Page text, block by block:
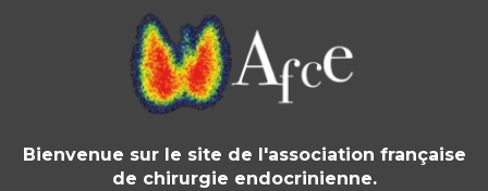
Bienvenue sur le site de l'association française
de chirurgie endocrinienne.